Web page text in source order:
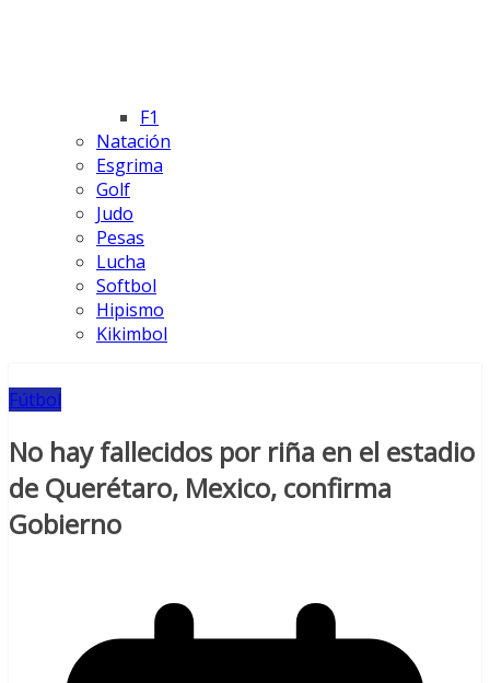
F1
Natación
Esgrima
Golf
Judo
Pesas
Lucha
Softbol
Hipismo
Kikimbol
Fútbol
No hay fallecidos por riña en el estadio
de Querétaro, Mexico, confirma
Gobierno